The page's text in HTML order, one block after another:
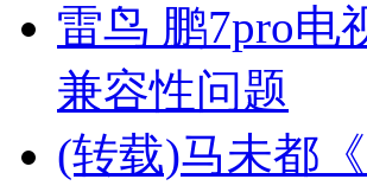
雷鸟 鹏7pro电
兼容性问题
(转载)马未都